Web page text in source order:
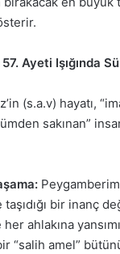
Ayeti Işığında
(s.a.v) hayatı,
sakınan”
bir inanç
ahlakına
“salih amel”